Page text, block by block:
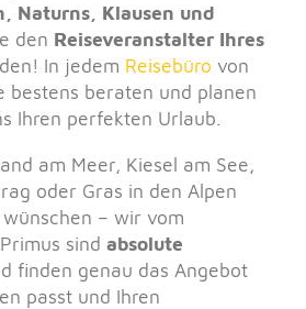
Naturns, Klausen und
den Reiseveranstalter Ihres
In jedem Reisebüro von
bestens beraten und planen
Ihren perfekten Urlaub.
am Meer, Kiesel am See,
oder Gras in den Alpen
– wir vom
sind absolute
finden genau das Angebot
passt und Ihren